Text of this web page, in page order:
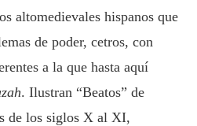
altomedievales hispanos que
de poder, cetros, con
a la que hasta aquí
. Ilustran “Beatos” de
de los siglos X al XI,